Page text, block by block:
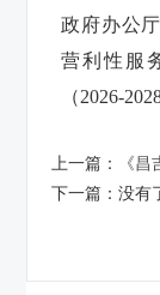
政府办公
营利性服
（2026-
上一篇：
《
下一篇：没有